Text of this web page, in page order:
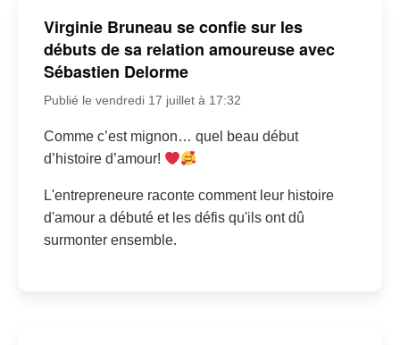
Virginie Bruneau se confie sur les
débuts de sa relation amoureuse avec
Sébastien Delorme
Publié le vendredi 17 juillet à 17:32
Comme c’est mignon… quel beau début
d’histoire d’amour!
L'entrepreneure raconte comment leur histoire
d'amour a débuté et les défis qu'ils ont dû
surmonter ensemble.